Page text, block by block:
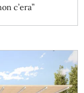
c’era”